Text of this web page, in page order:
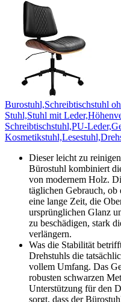
Burostuhl,Schreibtischstuhl
Stuhl,Stuhl mit
Schreibtischstuhl,PU-
Dieser leicht zu
Bürostuhl kombiniert
von modernem Holz.
täglichen Gebrauch,
eine lange Zeit, die
ursprünglichen Glanz
zu beschädigen, stark
verlängern.
Was die Stabilität
Drehstuhls die
vollem Umfang. Das
robusten schwarzen
Unterstützung für den
sorgt, dass der